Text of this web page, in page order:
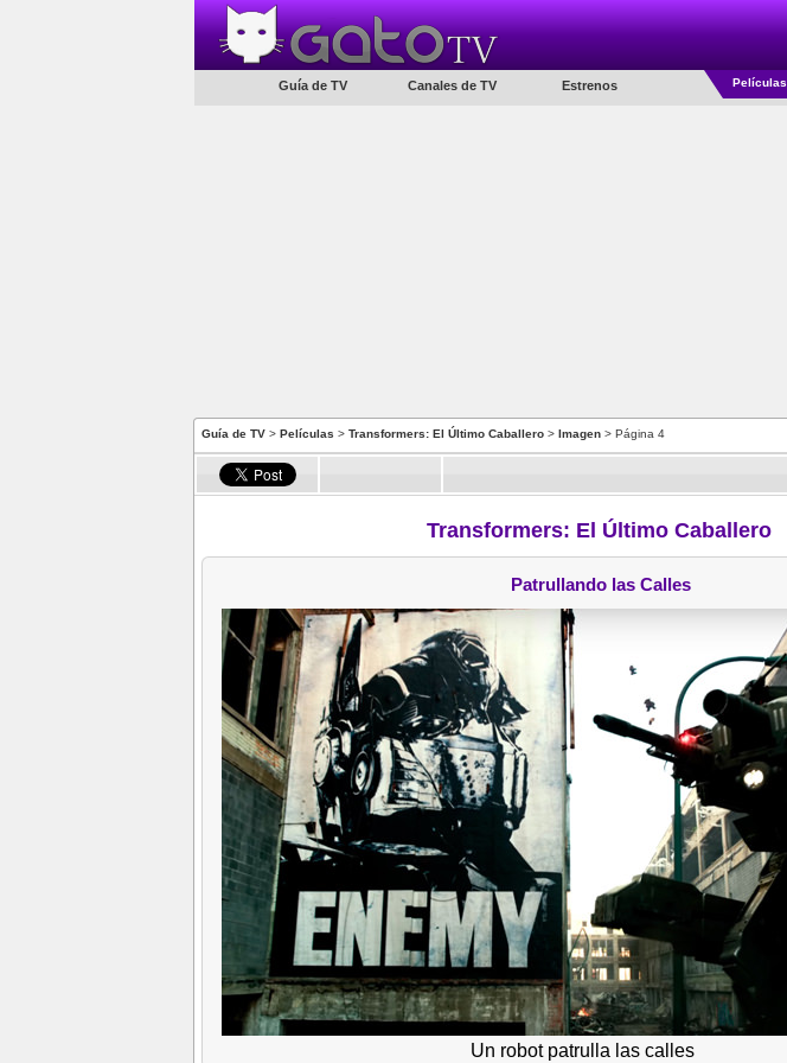
Guía de TV Canales de TV Estrenos Películas
Guía de TV > Películas > Transformers: El Último Caballero > Imagen > Página 4
Transformers: El Último Caballero
Patrullando las Calles
Un robot patrulla las calles